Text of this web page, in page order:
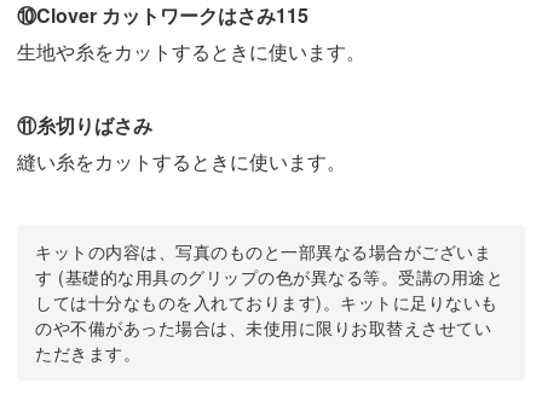
⑩Clover カットワークはさみ115
生地や糸をカットするときに使います。
⑪糸切りばさみ
縫い糸をカットするときに使います。
キットの内容は、写真のものと一部異なる場合がございま
す (基礎的な用具のグリップの色が異なる等。受講の用途と
しては十分なものを入れております)。キットに足りないも
のや不備があった場合は、未使用に限りお取替えさせてい
ただきます。